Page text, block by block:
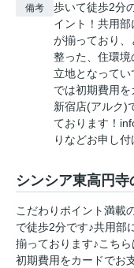
備考
歩いて徒歩2分
イント！共用
が揃っており
整った、住環
立地となって
では初期費用
新宿店(アルク)
ております！
りなどお申し
シンシア東高円
こだわりポイント満載
で徒歩2分です♪共用部
揃っております♪こち
初期費用をカードでお